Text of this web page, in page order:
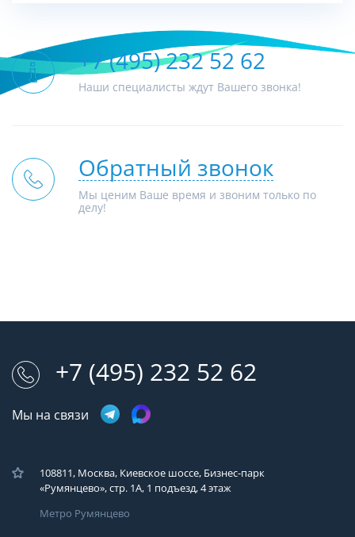
+7 (495) 232 52 62
Наши специалисты ждут Вашего звонка!
Обратный звонок
Мы ценим Ваше время и звоним только по
делу!
+7 (495) 232 52 62
Мы на связи
108811, Москва, Киевское шоссе, Бизнес-парк
«Румянцево», стр. 1А, 1 подъезд, 4 этаж
Метро Румянцево